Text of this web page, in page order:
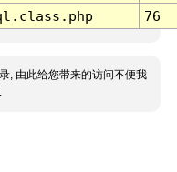
76
, 由此给您带来的访问不便我